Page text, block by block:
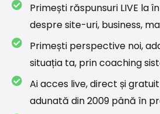
Primești răspunsuri LIVE la
despre site-uri, business,
Primești perspective noi,
situația ta, prin coaching
Ai acces live, direct și
adunată din 2009 până în